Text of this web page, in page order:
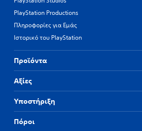
PlayStation Productions
Πληροφορίες για Εμάς
Ιστορικό του PlayStation
Προϊόντα
Αξίες
Υποστήριξη
Πόροι